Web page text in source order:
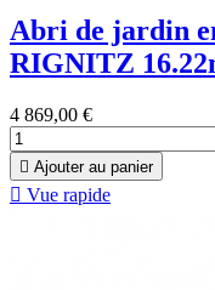
Abri de jardin
RIGNITZ
4 869,00 €
 Ajouter au panier
 Vue rapide